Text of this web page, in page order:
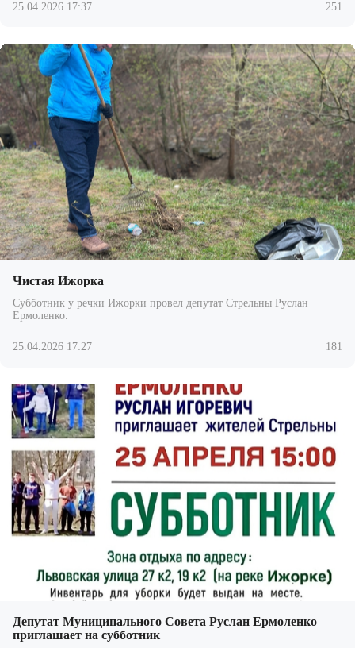
25.04.2026 17:37 251
Чистая Ижорка
Субботник у речки Ижорки провел депутат Стрельны Руслан
Ермоленко.
25.04.2026 17:27 181
Депутат Муниципального Совета Руслан Ермоленко
приглашает на субботник